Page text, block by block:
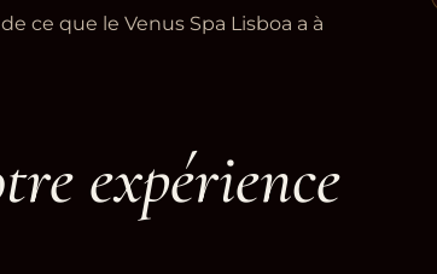
ce que le Venus Spa Lisboa a à
expérience